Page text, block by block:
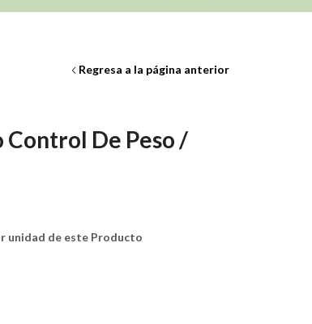
Regresa a la página anterior
De Peso /
unidad de este Producto